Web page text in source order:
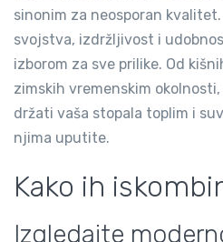
sinonim za neosporan
svojstva, izdržljivost i
izborom za sve prilike. Od
zimskih vremenskim
držati vaša stopala toplim i
njima uputite.
Kako ih
Izgledajte